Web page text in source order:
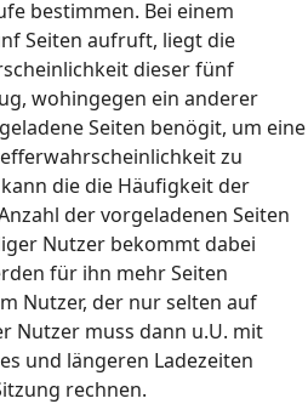
bestimmen. Bei einem
Seiten aufruft, liegt die
dieser fünf
wohingegen ein anderer
Seiten benögit, um eine
zu
die die Häufigkeit der
der vorgeladenen Seiten
Nutzer bekommt dabei
für ihn mehr Seiten
Nutzer, der nur selten auf
Nutzer muss dann u.U. mit
und längeren Ladezeiten
rechnen.